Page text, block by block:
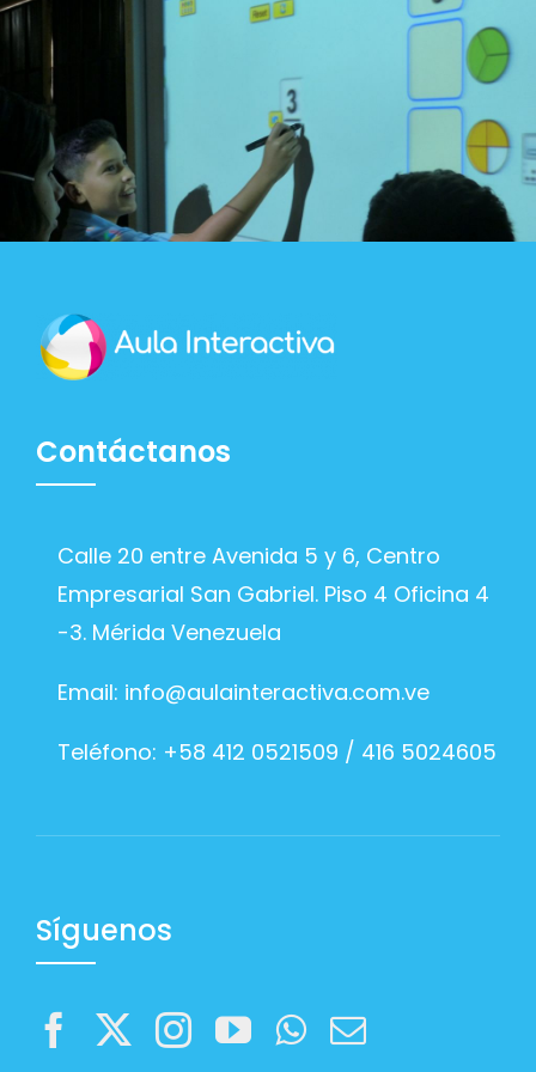
Contacto
Contáctanos
Calle 20 entre Avenida 5 y 6, Centro
Empresarial San Gabriel. Piso 4 Oficina 4
-3. Mérida Venezuela
Email: info@aulainteractiva.com.ve
Teléfono: +58 412 0521509 / 416 5024605
Síguenos